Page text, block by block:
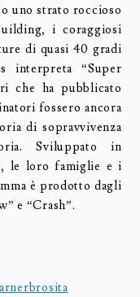
uno strato roccioso
i coraggiosi
di quasi 40 gradi
interpreta “Super
che ha pubblicato
fossero ancora
di sopravvivenza
Sviluppato in
le loro famiglie e i
è prodotto dagli
e “Crash”.